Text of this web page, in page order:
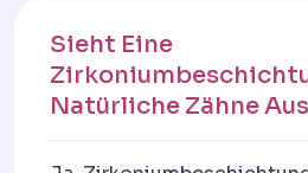
Sieht Eine
Natürliche Zähne